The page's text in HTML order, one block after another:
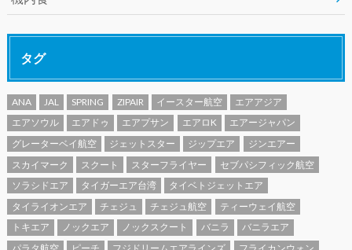
タグ
ANA JAL SPRING ZIPAIR イースター航空
エアアジア
エアソウル
エアドゥ エアプサン エアロK
エアージャパン
グレーターベイ航空
ジェットスター ジップエア
ジンエアー
スカイマーク
スクート スターフライヤー
セブパシフィック航空
ソラシドエア
タイガーエア台湾
タイベトジェットエア
タイライオンエア
チェジュ チェジュ航空
ティーウェイ航空
トキエア
ノックエア ノックスクート バニラ
バニラエア